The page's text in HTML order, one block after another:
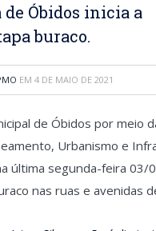
Óbidos inicia a
buraco.
EM 4 DE MAIO DE 2021
de Óbidos por meio
Urbanismo e
última segunda-feira 03/
nas ruas e avenidas